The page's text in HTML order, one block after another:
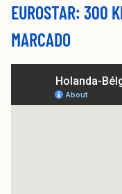
EUROSTAR: 300
MARCADO